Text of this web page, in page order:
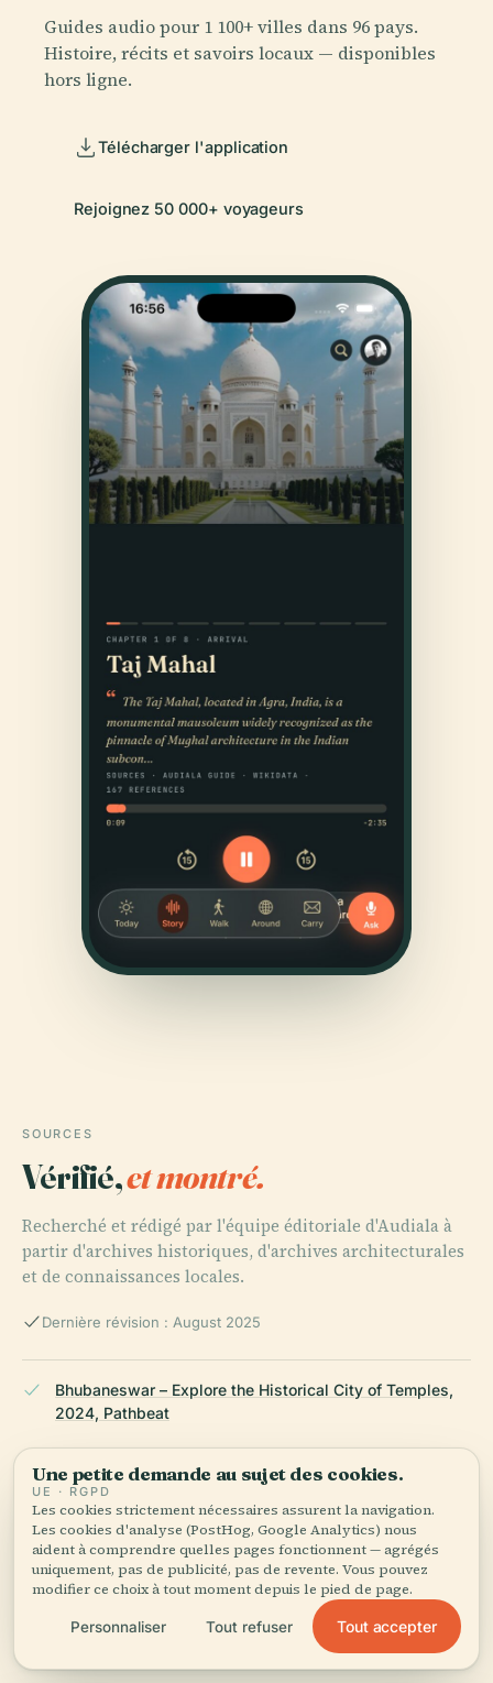
Guides audio pour 1 100+ villes dans 96 pays.
Histoire, récits et savoirs locaux — disponibles
hors ligne.
Télécharger l'application
Rejoignez 50 000+ voyageurs
SOURCES
Vérifié,et montré.
Recherché et rédigé par l'équipe éditoriale d'Audiala à
partir d'archives historiques, d'archives architecturales
et de connaissances locales.
Dernière révision : August 2025
Bhubaneswar – Explore the Historical City of Temples,
2024, Pathbeat
10 Must-See Temples of Bhubaneswar, 2024,
Travelsnwrite
Pabaneswara Temple Guide, 2025, TravelSetu
Une petite demande au sujet des cookies.
UE · RGPD
Les cookies strictement nécessaires assurent la navigation.
Les cookies d'analyse (PostHog, Google Analytics) nous
aident à comprendre quelles pages fonctionnent — agrégés
uniquement, pas de publicité, pas de revente. Vous pouvez
modifier ce choix à tout moment depuis le pied de page.
Personnaliser Tout refuser Tout accepter